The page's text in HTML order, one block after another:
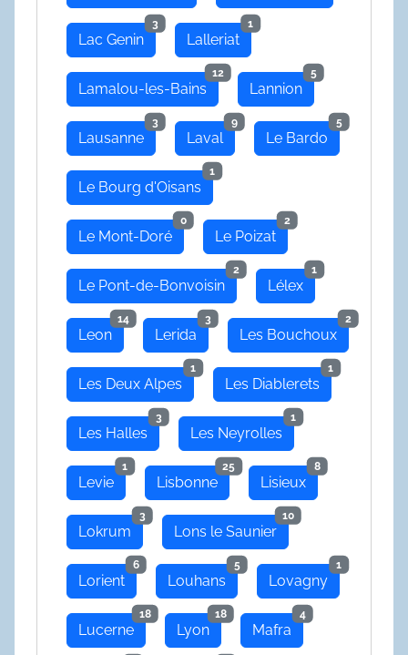
Lac Genin
3
Lalleriat
1
Lamalou-les-Bains
12
Lannion
5
Lausanne
3
Laval
9
Le Bardo
5
Le Bourg d'Oisans
1
Le Mont-Doré
0
Le Poizat
2
Le Pont-de-Bonvoisin
2
Lélex
1
Leon
14
Lerida
3
Les Bouchoux
2
Les Deux Alpes
1
Les Diablerets
1
Les Halles
3
Les Neyrolles
1
Levie
1
Lisbonne
25
Lisieux
8
Lokrum
3
Lons le Saunier
10
Lorient
6
Louhans
5
Lovagny
1
Lucerne
18
Lyon
18
Mafra
4